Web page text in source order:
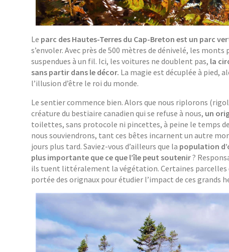
Le parc des Hautes-Terres du Cap-Breton est un parc
s’envoler. Avec près de 500 mètres de dénivelé, les
suspendues à un fil. Ici, les voitures ne doublent pas, la
sans partir dans le décor. La magie est décuplée à pied,
l’illusion d’être le roi du monde.
Le sentier commence bien. Alors que nous riplorons
créature du bestiaire canadien qui se refuse à nous, un
toilettes, sans protocole ni pincettes, à peine le temps
nous souviendrons, tant ces bêtes incarnent un autre
jours plus tard. Saviez-vous d’ailleurs que la population
plus importante que ce que l’île peut soutenir?
ils tuent littéralement la végétation. Certaines parcelles
portée des orignaux pour étudier l’impact de ces grands